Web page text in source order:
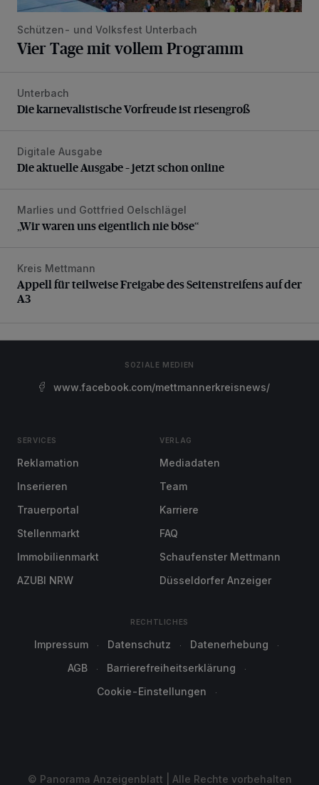
Schützen- und Volksfest Unterbach
Vier Tage mit vollem Programm
Die karnevalistische Vorfreude ist riesengroß
Unterbach
Die karnevalistische Vorfreude ist riesengroß
Die aktuelle Ausgabe – jetzt schon online
Digitale Ausgabe
Die aktuelle Ausgabe – jetzt schon online
„Wir waren uns eigentlich nie böse“
Marlies und Gottfried Oelschlägel
„Wir waren uns eigentlich nie böse“
Appell für teilweise Freigabe des Seitenstreifens auf der A3
Kreis Mettmann
Appell für teilweise Freigabe des Seitenstreifens auf der
A3
SOZIALE MEDIEN
www.facebook.com/mettmannerkreisnews/
SERVICES
Reklamation
Inserieren
Trauerportal
Stellenmarkt
Immobilienmarkt
AZUBI NRW
VERLAG
Mediadaten
Team
Karriere
FAQ
Schaufenster Mettmann
Düsseldorfer Anzeiger
RECHTLICHES
Impressum Datenschutz
Datenerhebung
AGB
Barrierefreiheitserklärung
Cookie-Einstellungen
© Panorama Anzeigenblatt | Alle Rechte vorbehalten